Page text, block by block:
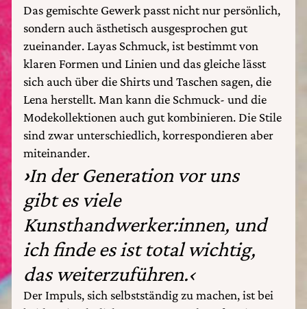
Das gemischte Gewerk passt nicht nur persönlich,
sondern auch ästhetisch ausgesprochen gut
zueinander. Layas Schmuck, ist bestimmt von
klaren Formen und Linien und das gleiche lässt
sich auch über die Shirts und Taschen sagen, die
Lena herstellt. Man kann die Schmuck- und die
Modekollektionen auch gut kombinieren. Die Stile
sind zwar unterschiedlich, korrespondieren aber
miteinander.
›In der Generation vor uns
gibt es viele
Kunsthandwerker:innen, und
ich finde es ist total wichtig,
das weiterzuführen.‹
Der Impuls, sich selbstständig zu machen, ist bei